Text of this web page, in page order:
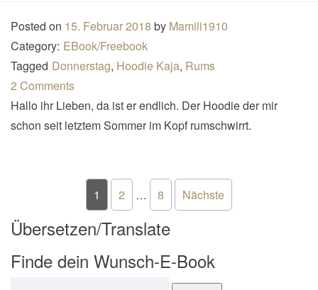
Posted on 15. Februar 2018 by Mamili1910
Category: EBook/Freebook
Tagged Donnerstag, Hoodie Kaja, Rums
2 Comments
Hallo ihr Lieben, da ist er endlich. Der Hoodie der mir
schon seit letztem Sommer im Kopf rumschwirrt.
Seitennummerierung der
1 2 … 8 Nächste
Übersetzen/Translate
Finde dein Wunsch-E-Book